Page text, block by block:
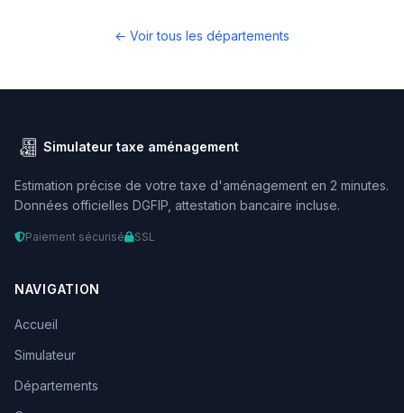
← Voir tous les départements
Simulateur taxe aménagement
Estimation précise de votre taxe d'aménagement en 2 minutes.
Données officielles DGFIP, attestation bancaire incluse.
Paiement sécurisé SSL
NAVIGATION
Accueil
Simulateur
Départements